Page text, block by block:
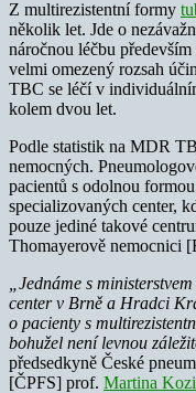
Z multirezistentní formy
několik let. Jde o
náročnou léčbu
velmi omezený rozsah
TBC se léčí v
kolem dvou let.
Podle statistik na MDR
nemocných.
pacientů s odolnou
specializovaných center,
pouze jediné takové
Thomayerově nemocnici
„Jednáme s
center v Brně a Hradci
o pacienty s
bohužel není levnou
předsedkyně České
[ČPFS] prof. Martina